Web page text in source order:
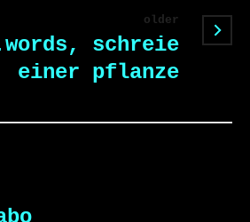
older
schreie
einer pflanze